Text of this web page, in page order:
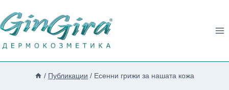
съдържанието
/ Публикации / Есенни грижи за нашата кожа